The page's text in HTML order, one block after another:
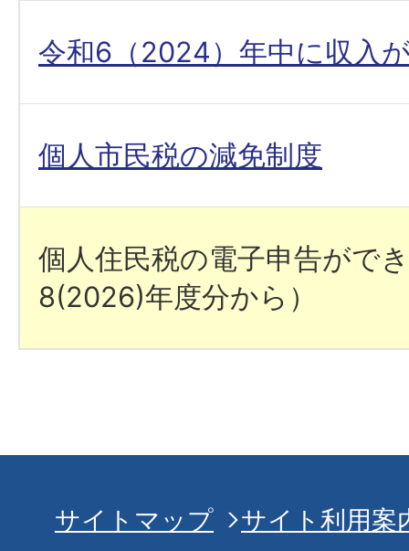
令和6（2024）年中に収入
個人市民税の減免制度
個人住民税の電子申告がで
8(2026)年度分から）
サイトマップ サイト利用案